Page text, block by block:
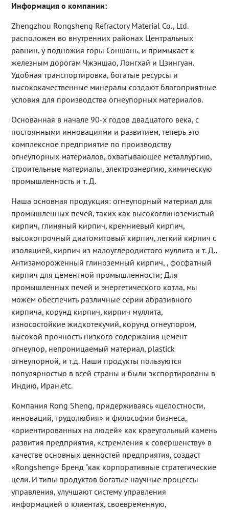
Информация о компании:
Zhengzhou Rongsheng Refractory Material Co., Ltd.
расположен во внутренних районах Центральных
равнин, у подножия горы Соншань, и примыкает к
железным дорогам Чжэншао, Лонгхай и Цзингуан.
Удобная транспортировка, богатые ресурсы и
высококачественные минералы создают благоприятные
условия для производства огнеупорных материалов.
Основанная в начале 90-х годов двадцатого века, с
постоянными инновациями и развитием, теперь это
комплексное предприятие по производству
огнеупорных материалов, охватывающее металлургию,
строительные материалы, электроэнергию, химическую
промышленность и т. Д.
Наша основная продукция: огнеупорный материал для
промышленных печей, таких как высокоглиноземистый
кирпич, глиняный кирпич, кремниевый кирпич,
высокопрочный диатомитовый кирпич, легкий кирпич с
изоляцией, кирпич из малоуглеродистого муллита и т. Д.,
Антизамороженный глиноземный кирпич, , фосфатный
кирпич для цементной промышленности; Для
промышленных печей и энергетического котла, мы
можем обеспечить различные серии абразивного
кирпича, корунд кирпич, кирпич муллита,
износостойкие жидкотекучий, корунд огнеупором,
высокой прочность низкого содержания цемент
огнеупор, непроницаемый материал, plastick
огнеупорной, и т.д. Наши продукты пользуются
популярностью в всей страны и были экспортированы в
Индию, Иран.etc.
Компания Rong Sheng, придерживаясь «целостности,
инноваций, трудолюбия» и философии бизнеса,
«ориентированных на людей» как краеугольный камень
развития предприятия, «стремления к совершенству» в
качестве основных ценностей предприятия, создаст
«Rongsheng» Бренд "как корпоративные стратегические
цели. И типы продуктов богатые научные процессы
управления, улучшают систему управления
информацией о клиентах, своевременную,